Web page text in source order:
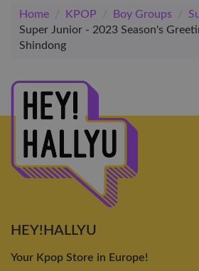
Home / KPOP / Boy Groups /
Super Junior - 2023 Season's
Shindong
HEY!HALLYU
Your Kpop Store in Europe!